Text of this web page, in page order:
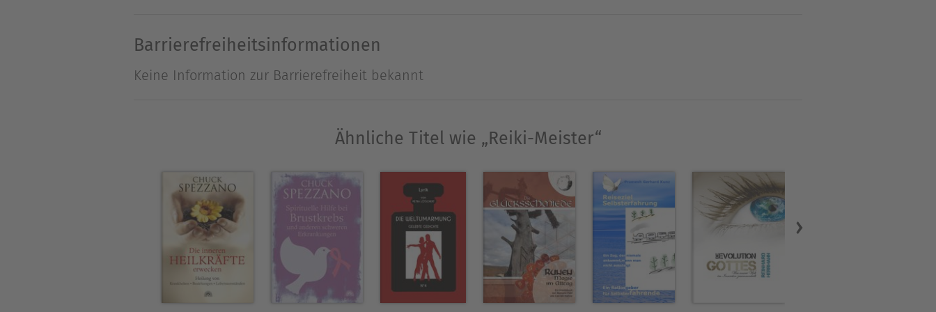
mit Reiki ist und Ideen für seine Reiki-Schüler sucht.
Über Carsten Kiehne
Momente. Mit über 40 Büchern - wie "Sagenhaftes Glück", "Zauberpflanzen - heilig & heilsam",
"Kräutersagen aus dem Harz" oder "Bäume - heilig & heilsam" - hat sich der Autor einen Namen als
Experte für die Harzer Sagen- und Mythenwelt gemacht. Er erzählt dir mit authentischer Leidenschaft vom
Sinn der altüberlieferten Erzählungen, sowie vom Nutzen spannender Sitten und Bräuche (Osterfest,
Walpurgis, Totenfest oder den Raunächten). Dabei nimmt er dich mit an zauberhafte Orte und entführt
dich in deren Geschichte. Auf humorvolle Weise liest (oder lauschst) du dem Wissen der alten Harzer und
lässt dich z.B. von den Kraftorten oder der Heilkraft der Kräuter und des Waldes begeistern. - Neben den
Wanderungen und Vorträgen gibt Carsten Kiehne Seminare zu diversen, sagenhaften Themen und
Barrierefreiheitsinformationen
Keine Information zur Barrierefreiheit bekannt
Ähnliche Titel wie „Reiki-Meister“